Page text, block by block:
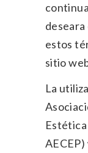
deseara
estos
sitio
La